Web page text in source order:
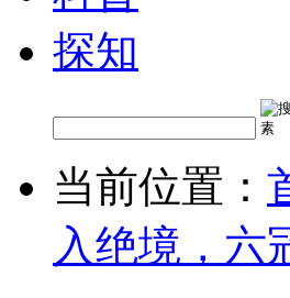
探知
当前位置：
入绝境，六